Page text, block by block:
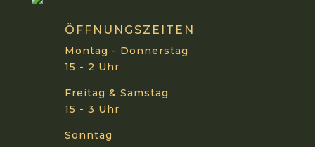
ÖFFNUNGSZEITEN
Montag - Donnerstag
15 - 2 Uhr
Freitag & Samstag
15 - 3 Uhr
Sonntag